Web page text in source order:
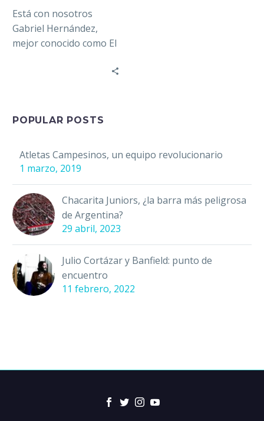
Está con nosotros
Gabriel Hernández,
mejor conocido como El
POPULAR POSTS
Atletas Campesinos, un equipo revolucionario
1 marzo, 2019
Chacarita Juniors, ¿la barra más peligrosa
de Argentina?
29 abril, 2023
Julio Cortázar y Banfield: punto de
encuentro
11 febrero, 2022